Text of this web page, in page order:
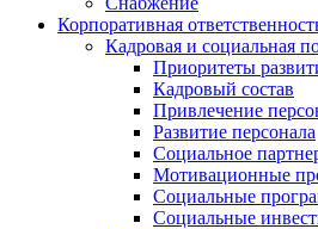
Корпоративная
Кадровая и социальная
Приоритеты
Кадровый состав
Привлечение
Развитие персонала
Социальное
Мотивационные
Социальные
Социальные